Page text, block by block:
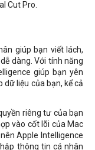
Cut Pro.
giúp bạn viết lách,
dàng. Với tính năng
giúp bạn yên
liệu của bạn, kể cả
riêng tư của bạn
vào cốt lõi của Mac
Apple Intelligence
thông tin cá nhân